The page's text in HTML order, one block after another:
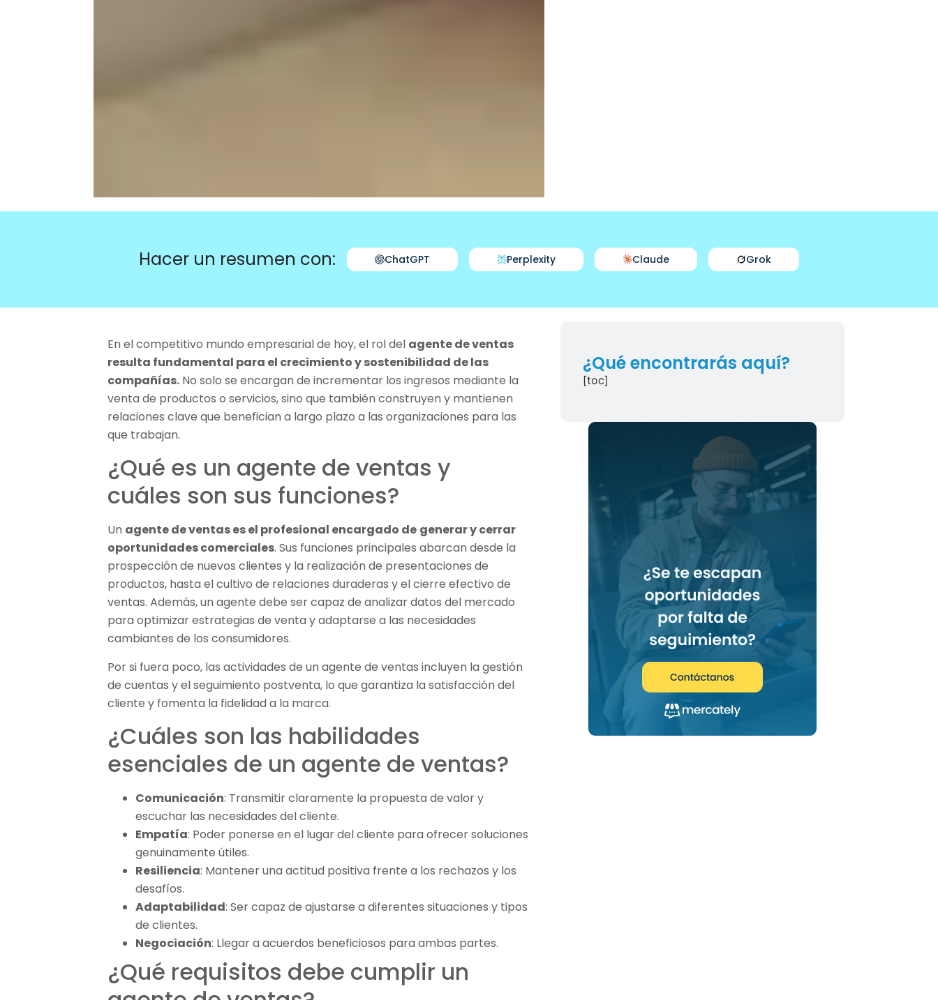
Hacer un resumen con: ChatGPT Perplexity Claude Grok
En el competitivo mundo empresarial de hoy, el rol del agente de ventas
resulta fundamental para el crecimiento y sostenibilidad de las
compañías. No solo se encargan de incrementar los ingresos mediante la
venta de productos o servicios, sino que también construyen y mantienen
relaciones clave que benefician a largo plazo a las organizaciones para las
que trabajan.
¿Qué es un agente de ventas y
cuáles son sus funciones?
Un agente de ventas es el profesional encargado de generar y cerrar
oportunidades comerciales. Sus funciones principales abarcan desde la
prospección de nuevos clientes y la realización de presentaciones de
productos, hasta el cultivo de relaciones duraderas y el cierre efectivo de
ventas. Además, un agente debe ser capaz de analizar datos del mercado
para optimizar estrategias de venta y adaptarse a las necesidades
cambiantes de los consumidores.
Por si fuera poco, las actividades de un agente de ventas incluyen la gestión
de cuentas y el seguimiento postventa, lo que garantiza la satisfacción del
cliente y fomenta la fidelidad a la marca.
¿Cuáles son las habilidades
esenciales de un agente de ventas?
Comunicación: Transmitir claramente la propuesta de valor y
escuchar las necesidades del cliente.
Empatía: Poder ponerse en el lugar del cliente para ofrecer soluciones
genuinamente útiles.
Resiliencia: Mantener una actitud positiva frente a los rechazos y los
desafíos.
Adaptabilidad: Ser capaz de ajustarse a diferentes situaciones y tipos
de clientes.
Negociación: Llegar a acuerdos beneficiosos para ambas partes.
¿Qué requisitos debe cumplir un
¿Qué encontrarás aquí?
[toc]